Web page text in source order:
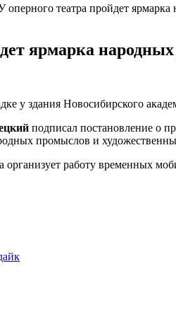
оперного театра пройдет ярмарка
ярмарка
у здания Новосибирского
подписал постановление о
промыслов и
работу временных